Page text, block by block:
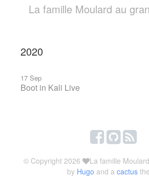
La famille Moulard au
2020
17 Sep
Boot in Kali Live
© Copyright 2026
La famille
by Hugo and a cactus